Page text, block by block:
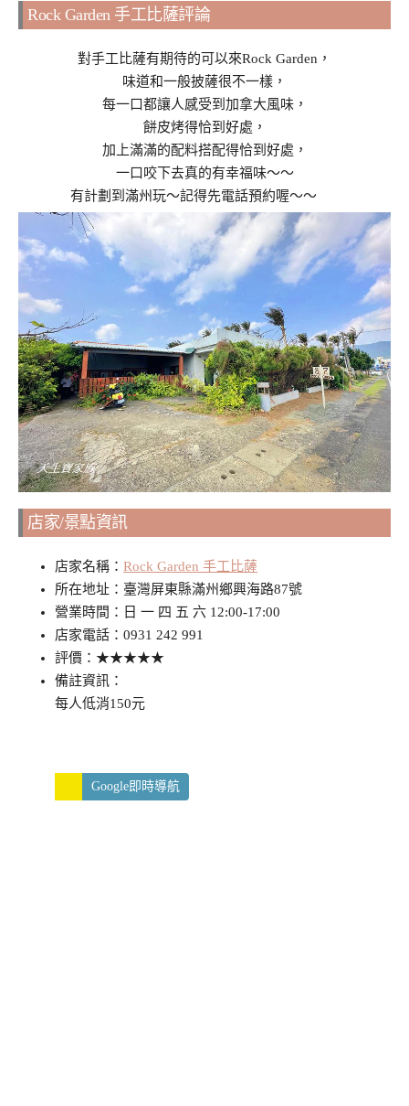
Rock Garden 手工比薩評論
對手工比薩有期待的可以來Rock Garden，
味道和一般披薩很不一樣，
每一口都讓人感受到加拿大風味，
餅皮烤得恰到好處，
加上滿滿的配料搭配得恰到好處，
一口咬下去真的有幸福味～～
有計劃到滿州玩～記得先電話預約喔～～
店家/景點資訊
店家名稱： Rock Garden 手工比薩
所在地址：臺灣屏東縣滿州鄉興海路87號
營業時間：日 一 四 五 六 12:00-17:00
店家電話：0931 242 991
評價：★★★★★
備註資訊：
每人低消150元
Google即時導航